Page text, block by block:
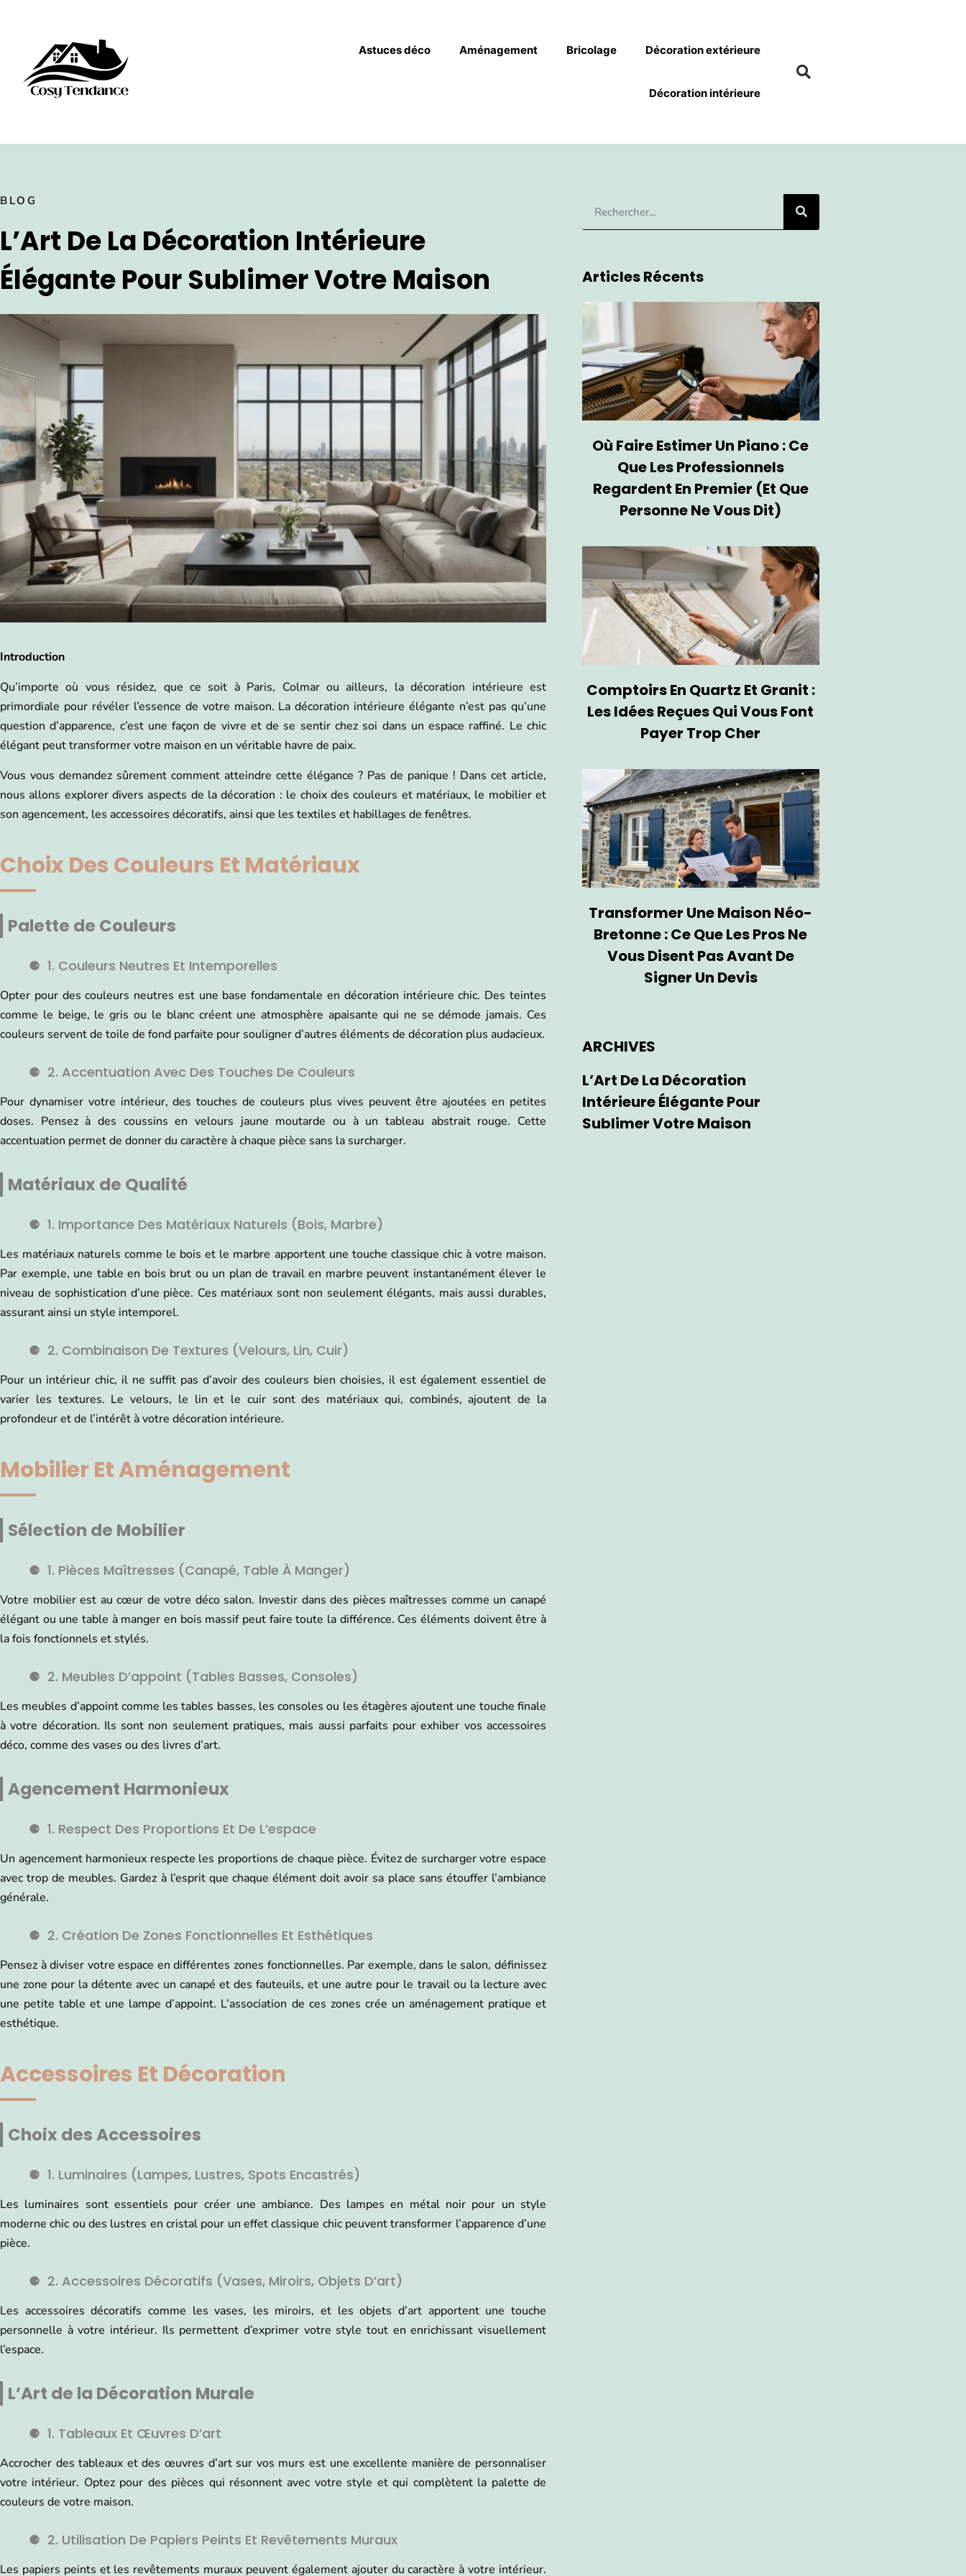
Astuces déco Aménagement Bricolage Décoration extérieure
Décoration intérieure
BLOG
L’Art De La Décoration Intérieure
Élégante Pour Sublimer Votre Maison
Introduction
Qu’importe où vous résidez, que ce soit à Paris, Colmar ou ailleurs, la décoration intérieure est
primordiale pour révéler l’essence de votre maison. La décoration intérieure élégante n’est pas qu’une
question d’apparence, c’est une façon de vivre et de se sentir chez soi dans un espace raffiné. Le chic
élégant peut transformer votre maison en un véritable havre de paix.
Vous vous demandez sûrement comment atteindre cette élégance ? Pas de panique ! Dans cet article,
nous allons explorer divers aspects de la décoration : le choix des couleurs et matériaux, le mobilier et
son agencement, les accessoires décoratifs, ainsi que les textiles et habillages de fenêtres.
Choix Des Couleurs Et Matériaux
Palette de Couleurs
1. Couleurs Neutres Et Intemporelles
Opter pour des couleurs neutres est une base fondamentale en décoration intérieure chic. Des teintes
comme le beige, le gris ou le blanc créent une atmosphère apaisante qui ne se démode jamais. Ces
couleurs servent de toile de fond parfaite pour souligner d’autres éléments de décoration plus audacieux.
2. Accentuation Avec Des Touches De Couleurs
Pour dynamiser votre intérieur, des touches de couleurs plus vives peuvent être ajoutées en petites
doses. Pensez à des coussins en velours jaune moutarde ou à un tableau abstrait rouge. Cette
accentuation permet de donner du caractère à chaque pièce sans la surcharger.
Matériaux de Qualité
1. Importance Des Matériaux Naturels (bois, Marbre)
Les matériaux naturels comme le bois et le marbre apportent une touche classique chic à votre maison.
Par exemple, une table en bois brut ou un plan de travail en marbre peuvent instantanément élever le
niveau de sophistication d’une pièce. Ces matériaux sont non seulement élégants, mais aussi durables,
assurant ainsi un style intemporel.
2. Combinaison De Textures (velours, Lin, Cuir)
Pour un intérieur chic, il ne suffit pas d’avoir des couleurs bien choisies, il est également essentiel de
varier les textures. Le velours, le lin et le cuir sont des matériaux qui, combinés, ajoutent de la
profondeur et de l’intérêt à votre décoration intérieure.
Mobilier Et Aménagement
Sélection de Mobilier
1. Pièces Maîtresses (canapé, Table À Manger)
Votre mobilier est au cœur de votre déco salon. Investir dans des pièces maîtresses comme un canapé
élégant ou une table à manger en bois massif peut faire toute la différence. Ces éléments doivent être à
la fois fonctionnels et stylés.
2. Meubles D’appoint (tables Basses, Consoles)
Les meubles d’appoint comme les tables basses, les consoles ou les étagères ajoutent une touche finale
à votre décoration. Ils sont non seulement pratiques, mais aussi parfaits pour exhiber vos accessoires
déco, comme des vases ou des livres d’art.
Agencement Harmonieux
1. Respect Des Proportions Et De L’espace
Un agencement harmonieux respecte les proportions de chaque pièce. Évitez de surcharger votre espace
avec trop de meubles. Gardez à l’esprit que chaque élément doit avoir sa place sans étouffer l’ambiance
générale.
2. Création De Zones Fonctionnelles Et Esthétiques
Pensez à diviser votre espace en différentes zones fonctionnelles. Par exemple, dans le salon, définissez
une zone pour la détente avec un canapé et des fauteuils, et une autre pour le travail ou la lecture avec
une petite table et une lampe d’appoint. L’association de ces zones crée un aménagement pratique et
esthétique.
Accessoires Et Décoration
Choix des Accessoires
1. Luminaires (lampes, Lustres, Spots Encastrés)
Les luminaires sont essentiels pour créer une ambiance. Des lampes en métal noir pour un style
moderne chic ou des lustres en cristal pour un effet classique chic peuvent transformer l’apparence d’une
pièce.
2. Accessoires Décoratifs (vases, Miroirs, Objets D’art)
Les accessoires décoratifs comme les vases, les miroirs, et les objets d’art apportent une touche
personnelle à votre intérieur. Ils permettent d’exprimer votre style tout en enrichissant visuellement
l’espace.
L’Art de la Décoration Murale
1. Tableaux Et Œuvres D’art
Accrocher des tableaux et des œuvres d’art sur vos murs est une excellente manière de personnaliser
votre intérieur. Optez pour des pièces qui résonnent avec votre style et qui complètent la palette de
couleurs de votre maison.
2. Utilisation De Papiers Peints Et Revêtements Muraux
Les papiers peints et les revêtements muraux peuvent également ajouter du caractère à votre intérieur.
Articles Récents
Où Faire Estimer Un Piano : Ce
Que Les Professionnels
Regardent En Premier (et Que
Personne Ne Vous Dit)
Comptoirs En Quartz Et Granit :
Les Idées Reçues Qui Vous Font
Payer Trop Cher
Transformer Une Maison Néo-
Bretonne : Ce Que Les Pros Ne
Vous Disent Pas Avant De
Signer Un Devis
ARCHIVES
L’Art De La Décoration
Intérieure Élégante Pour
Sublimer Votre Maison